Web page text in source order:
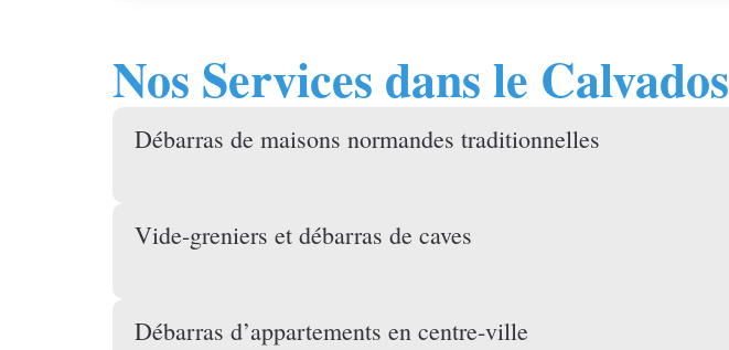
Nos Services dans le Calvados
Débarras de maisons normandes traditionnelles
Vide-greniers et débarras de caves
Débarras d’appartements en centre-ville